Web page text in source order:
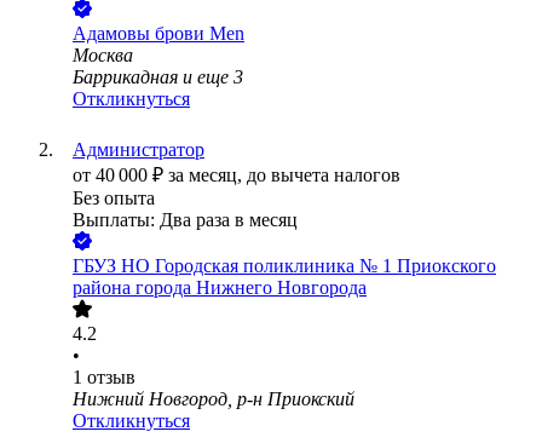
Адамовы брови Men
Москва
Баррикадная и еще 3
Откликнуться
Администратор
от 40 000 ₽ за месяц, до вычета налогов
Без опыта
Выплаты: Два раза в месяц
ГБУЗ НО Городская поликлиника № 1 Приокского
района города Нижнего Новгорода
4.2
•
1 отзыв
Нижний Новгород, р-н Приокский
Откликнуться